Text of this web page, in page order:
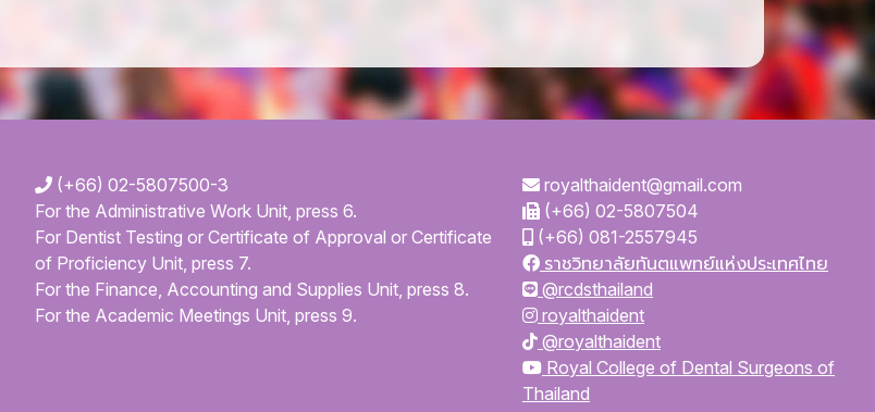
(+66) 02-5807500-3
For the Administrative Work Unit, press 6.
For Dentist Testing or Certificate of Approval or Certificate
of Proficiency Unit, press 7.
For the Finance, Accounting and Supplies Unit, press 8.
For the Academic Meetings Unit, press 9.
royalthaident@gmail.com
(+66) 02-5807504
(+66) 081-2557945
ราชวิทยาลัยทันตแพทย์แห่งประเทศไทย
@rcdsthailand
royalthaident
@royalthaident
Royal College of Dental Surgeons of
Thailand